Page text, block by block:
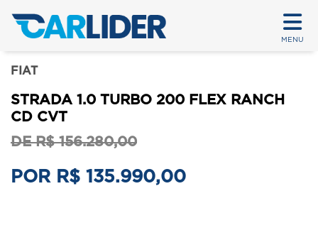
MENU
FIAT
STRADA 1.0 TURBO 200 FLEX RANCH
CD CVT
DE R$ 156.280,00
POR R$ 135.990,00